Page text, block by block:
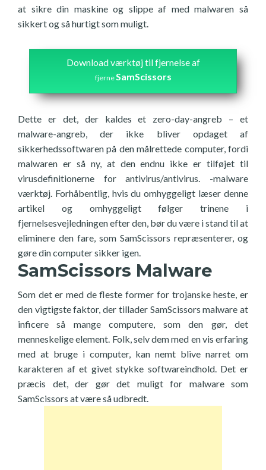
at sikre din maskine og slippe af med malwaren så
sikkert og så hurtigt som muligt.
Download værktøj til fjernelse af
fjerneSamScissors
Dette er det, der kaldes et zero-day-angreb – et
malware-angreb, der ikke bliver opdaget af
sikkerhedssoftwaren på den målrettede computer, fordi
malwaren er så ny, at den endnu ikke er tilføjet til
virusdefinitionerne for antivirus/antivirus. -malware
værktøj. Forhåbentlig, hvis du omhyggeligt læser denne
artikel og omhyggeligt følger trinene i
fjernelsesvejledningen efter den, bør du være i stand til at
eliminere den fare, som SamScissors repræsenterer, og
gøre din computer sikker igen.
SamScissors Malware
Som det er med de fleste former for trojanske heste, er
den vigtigste faktor, der tillader SamScissors malware at
inficere så mange computere, som den gør, det
menneskelige element. Folk, selv dem med en vis erfaring
med at bruge i computer, kan nemt blive narret om
karakteren af et givet stykke softwareindhold. Det er
præcis det, der gør det muligt for malware som
SamScissors at være så udbredt.